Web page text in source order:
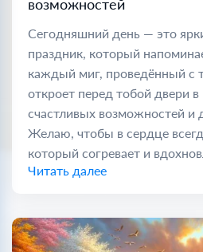
возможностей
Сегодняшний день — это
праздник, который
каждый миг, проведённый с
откроет перед тобой двери
счастливых возможностей и
Желаю, чтобы в сердце
который согревает и
Читать далее